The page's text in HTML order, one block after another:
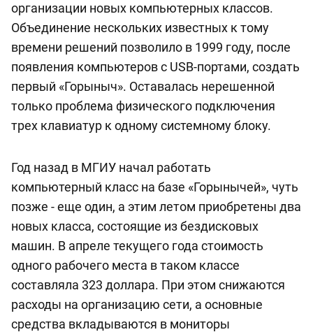
организации новых компьютерных классов.
Объединение нескольких известных к тому
времени решений позволило в 1999 году, после
появления компьютеров с USB-портами, создать
первый «Горыныч». Оставалась нерешенной
только проблема физического подключения
трех клавиатур к одному системному блоку.
Год назад в МГИУ начал работать
компьютерный класс на базе «Горынычей», чуть
позже - еще один, а этим летом приобретены два
новых класса, состоящие из бездисковых
машин. В апреле текущего года стоимость
одного рабочего места в таком классе
составляла 323 доллара. При этом снижаются
расходы на организацию сети, а основные
средства вкладываются в мониторы